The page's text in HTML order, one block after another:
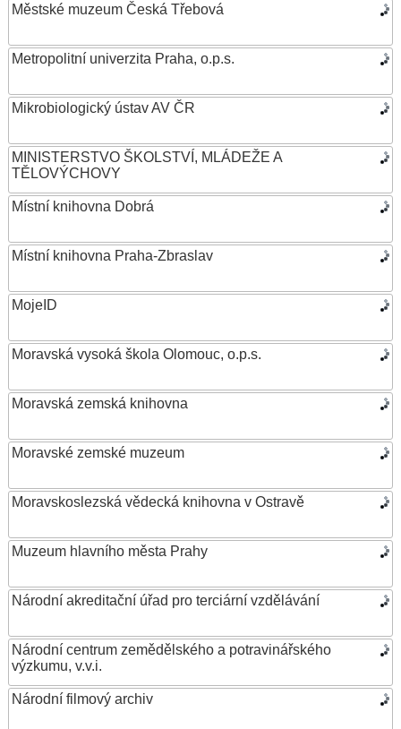
Městské muzeum Česká Třebová
Metropolitní univerzita Praha, o.p.s.
Mikrobiologický ústav AV ČR
MINISTERSTVO ŠKOLSTVÍ, MLÁDEŽE A
TĚLOVÝCHOVY
Místní knihovna Dobrá
Místní knihovna Praha-Zbraslav
MojeID
Moravská vysoká škola Olomouc, o.p.s.
Moravská zemská knihovna
Moravské zemské muzeum
Moravskoslezská vědecká knihovna v Ostravě
Muzeum hlavního města Prahy
Národní akreditační úřad pro terciární vzdělávání
Národní centrum zemědělského a potravinářského
výzkumu, v.v.i.
Národní filmový archiv